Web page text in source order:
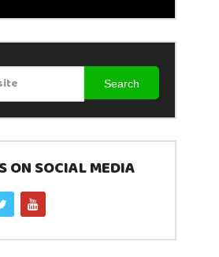
Search
ON SOCIAL MEDIA